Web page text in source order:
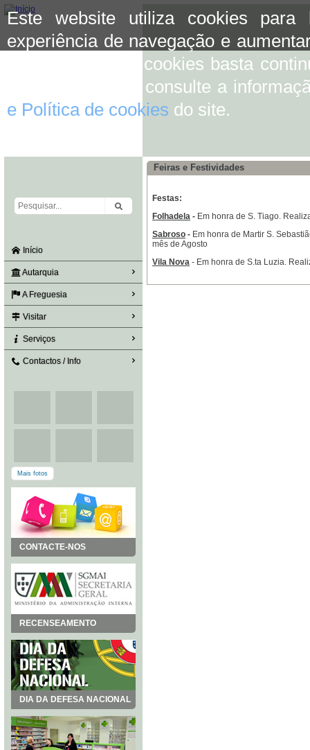
Este website utiliza cookies para
experiência de navegação e
aceitar o uso de cookies basta
mais informação consulte a
e Política de cookies do site.
Início
Autarquia
A Freguesia
Visitar
Serviços
Contactos / Info
Mais fotos
CONTACTE-NOS
RECENSEAMENTO
DIA DA DEFESA NACIONAL
Feiras e Festividades
Festas:
Folhadela - Em honra de S. Tiago.
Sabroso - Em honra de Martir S.
mês de Agosto
Vila Nova - Em honra de S.ta Luzia.